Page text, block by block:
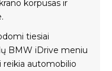
korpusas ir
tiesiai
BMW iDrive meniu
reikia automobilio